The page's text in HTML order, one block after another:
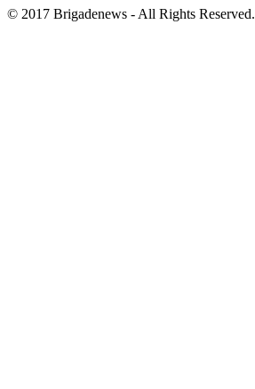
© 2017 Brigadenews - All Rights Reserved.